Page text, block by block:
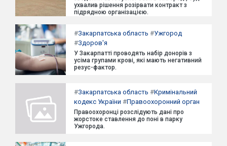
ухвалив рішення розірвати контракт з
підрядною організацією.
#Закарпатська область #Ужгород
#Здоров'я
У Закарпатті проводять набір донорів з
усіма групами крові, які мають негативний
резус-фактор.
#Закарпатська область #Кримінальний
кодекс України #Правоохоронний орган
Правоохоронці розслідують дані про
жорстоке ставлення до поні в парку
Ужгорода.